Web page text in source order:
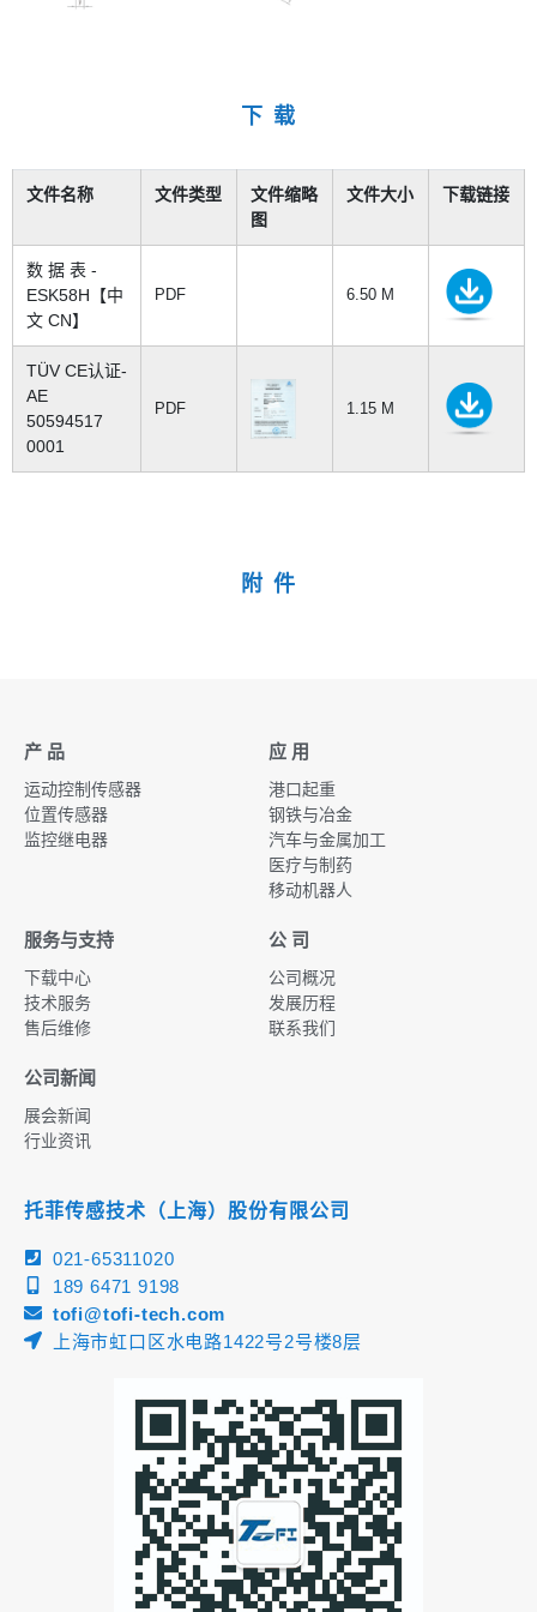
下 载
文件名称 文件类型
文件缩略
图
文件大小 下载链接
数 据 表 -
ESK58H【中
文 CN】
PDF 6.50 M
TÜV CE认证-
AE
50594517
0001
PDF 1.15 M
附 件
产 品
运动控制传感器
位置传感器
监控继电器
应 用
港口起重
钢铁与冶金
汽车与金属加工
医疗与制药
移动机器人
服务与支持
下载中心
技术服务
售后维修
公 司
公司概况
发展历程
联系我们
公司新闻
展会新闻
行业资讯
托菲传感技术（上海）股份有限公司
021-65311020
189 6471 9198
tofi@tofi-tech.com
上海市虹口区水电路1422号2号楼8层